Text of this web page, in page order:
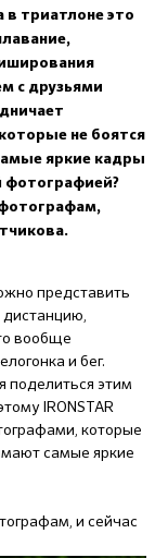
триатлоне это
с друзьями
не боятся
яркие кадры
фотографией?
представить
вообще
и бег.
поделиться этим
IRONSTAR
которые
самые яркие
и сейчас